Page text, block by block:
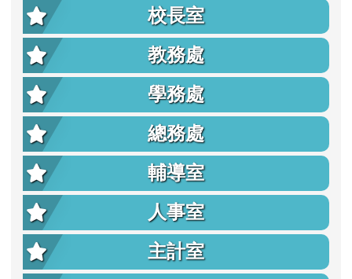
校長室
教務處
學務處
總務處
輔導室
人事室
主計室